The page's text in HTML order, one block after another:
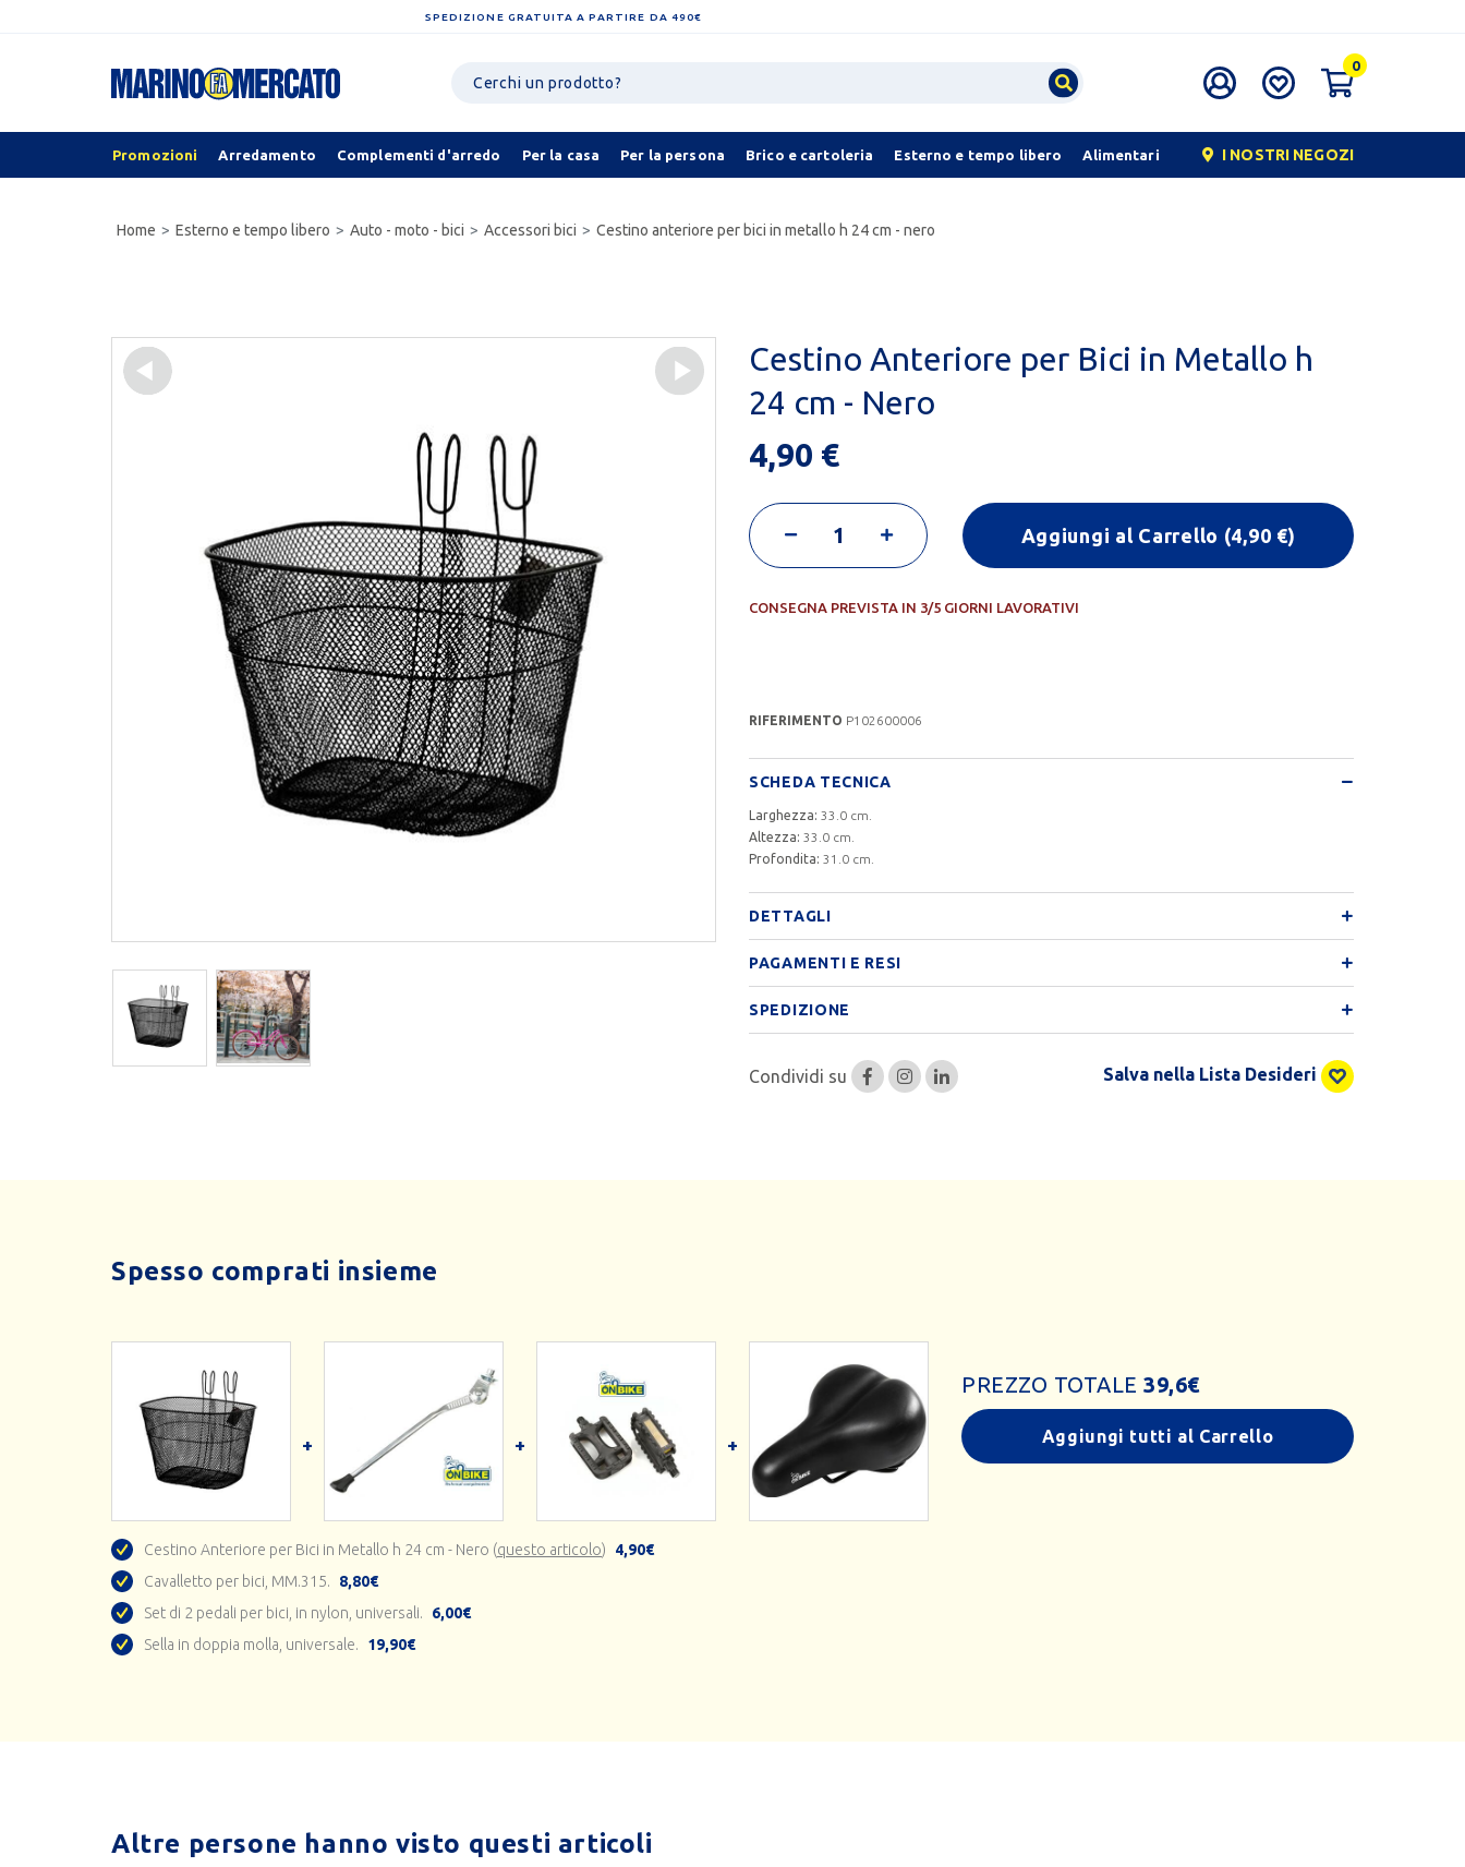
SPEDIZIONE GRATUITA A PARTIRE DA 490€
0
Promozioni Arredamento Complementi d'arredo Per la casa Per la persona Brico e cartoleria Esterno e tempo libero Alimentari I NOSTRI NEGOZI
Home Esterno e tempo libero Auto - moto - bici Accessori bici Cestino anteriore per bici in metallo h 24 cm - nero
Cestino Anteriore per Bici in Metallo h
24 cm - Nero
4,90 €
Aggiungi al Carrello (4,90 €)
CONSEGNA PREVISTA IN 3/5 GIORNI LAVORATIVI
RIFERIMENTO P102600006
SCHEDA TECNICA
Larghezza: 33.0 cm.
Altezza: 33.0 cm.
Profondita: 31.0 cm.
DETTAGLI
PAGAMENTI E RESI
SPEDIZIONE
Condividi su Salva nella Lista Desideri
Spesso comprati insieme
PREZZO TOTALE 39,6€
Aggiungi tutti al Carrello
Cestino Anteriore per Bici in Metallo h 24 cm - Nero (questo articolo)
4,90€
Cavalletto per bici, MM.315.
8,80€
Set di 2 pedali per bici, in nylon, universali.
6,00€
Sella in doppia molla, universale.
19,90€
Altre persone hanno visto questi articoli